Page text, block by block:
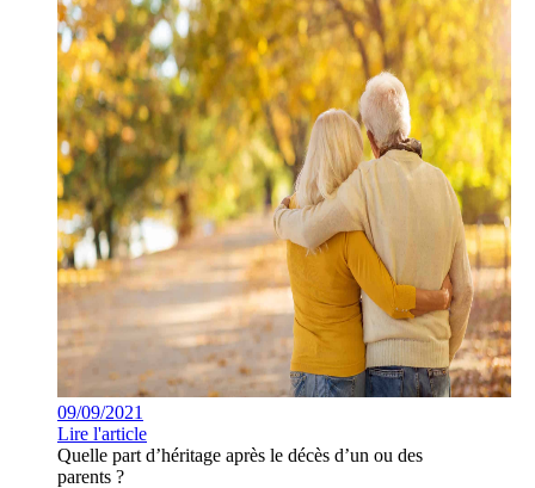
09/09/2021
Lire l'article
Quelle part d’héritage après le décès d’un ou des
parents ?